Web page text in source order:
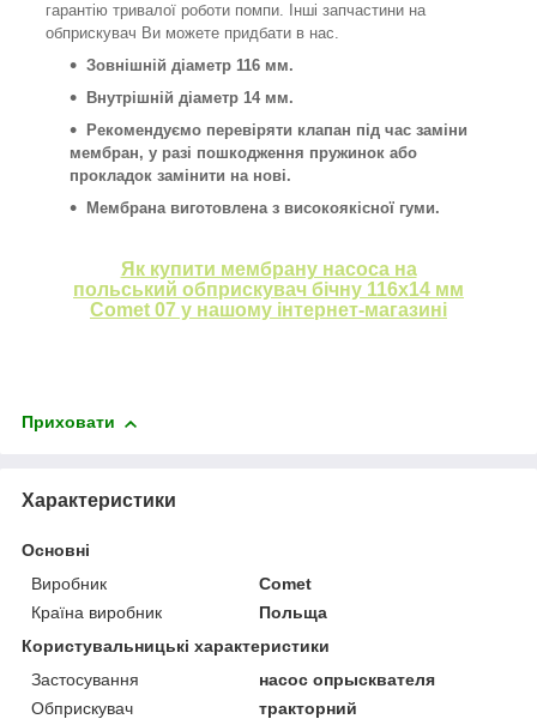
гарантію тривалої роботи помпи. Інші запчастини на
обприскувач Ви можете придбати в нас.
Зовнішній діаметр 116 мм.
Внутрішній діаметр 14 мм.
Рекомендуємо перевіряти клапан під час заміни
мембран, у разі пошкодження пружинок або
прокладок замінити на нові.
Мембрана виготовлена з високоякісної гуми.
Як купити мембрану насоса на
польський обприскувач бічну 116х14 мм
Comet 07 у нашому інтернет-магазині
Приховати
Характеристики
Основні
Виробник
Comet
Країна виробник
Польща
Користувальницькі характеристики
Застосування
насос опрысквателя
Обприскувач
тракторний